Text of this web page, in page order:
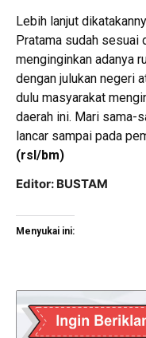
Lebih lanjut
Pratama sudah sesuai
menginginkan adanya
dengan julukan negeri
dulu masyarakat
daerah ini. Mari sama-
lancar sampai pada
(rsl/bm)
Editor: BUSTAM
Menyukai ini: